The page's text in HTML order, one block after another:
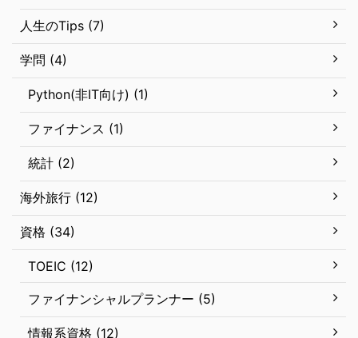
人生のTips (7)
学問 (4)
Python(非IT向け) (1)
ファイナンス (1)
統計 (2)
海外旅行 (12)
資格 (34)
TOEIC (12)
ファイナンシャルプランナー (5)
情報系資格 (12)